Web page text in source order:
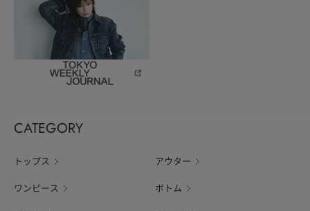
CATEGORY
トップス アウター
ワンピース ボトム